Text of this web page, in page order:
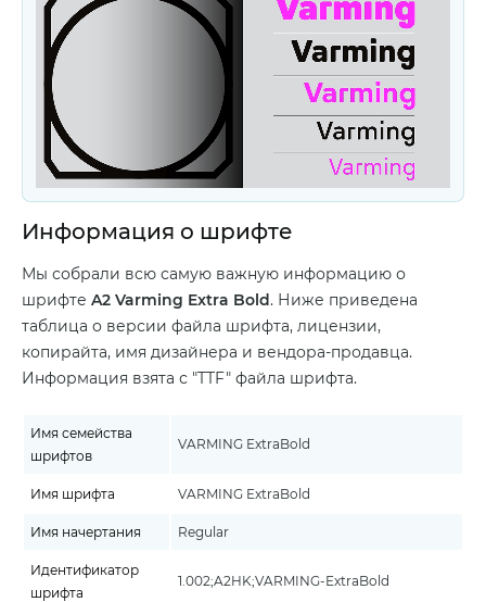
Информация о шрифте
Мы собрали всю самую важную информацию о
шрифте A2 Varming Extra Bold. Ниже приведена
таблица о версии файла шрифта, лицензии,
копирайта, имя дизайнера и вендора-продавца.
Информация взята с "TTF" файла шрифта.
Имя семейства
шрифтов
VARMING ExtraBold
Имя шрифта VARMING ExtraBold
Имя начертания Regular
Идентификатор
шрифта
1.002;A2HK;VARMING-ExtraBold